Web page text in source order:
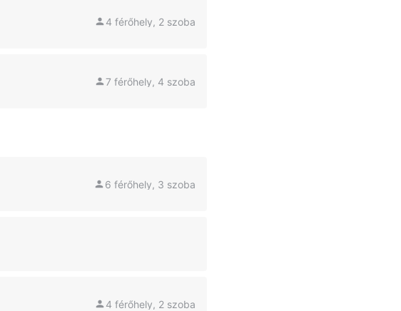
4 férőhely, 2 szoba
7 férőhely, 4 szoba
6 férőhely, 3 szoba
4 férőhely, 2 szoba